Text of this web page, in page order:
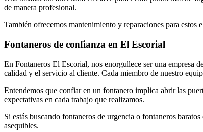
de manera profesional.
También ofrecemos mantenimiento y reparaciones para
Fontaneros de confianza en El Escorial
En Fontaneros El Escorial, nos enorgullece ser una empresa
calidad y el servicio al cliente. Cada miembro de nuestro
Entendemos que confiar en un fontanero implica abrir las
expectativas en cada trabajo que realizamos.
Si estás buscando fontaneros de urgencia o fontaneros
asequibles.